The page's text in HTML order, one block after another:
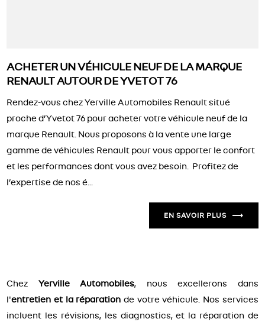
ACHETER UN VÉHICULE NEUF DE LA MARQUE
RENAULT AUTOUR DE YVETOT 76
Rendez-vous chez Yerville Automobiles Renault situé
proche d’Yvetot 76 pour acheter votre véhicule neuf de la
marque Renault. Nous proposons à la vente une large
gamme de véhicules Renault pour vous apporter le confort
et les performances dont vous avez besoin. Profitez de
l’expertise de nos é...
EN SAVOIR PLUS
Chez Yerville Automobiles, nous excellerons dans
l'entretien et la réparation de votre véhicule. Nos services
incluent les révisions, les diagnostics, et la réparation de